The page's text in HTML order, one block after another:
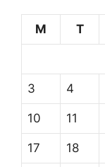
M
T
3 4
10 11
17 18